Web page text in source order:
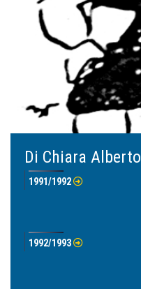
Di Chiara Alberto
1991/1992
1992/1993